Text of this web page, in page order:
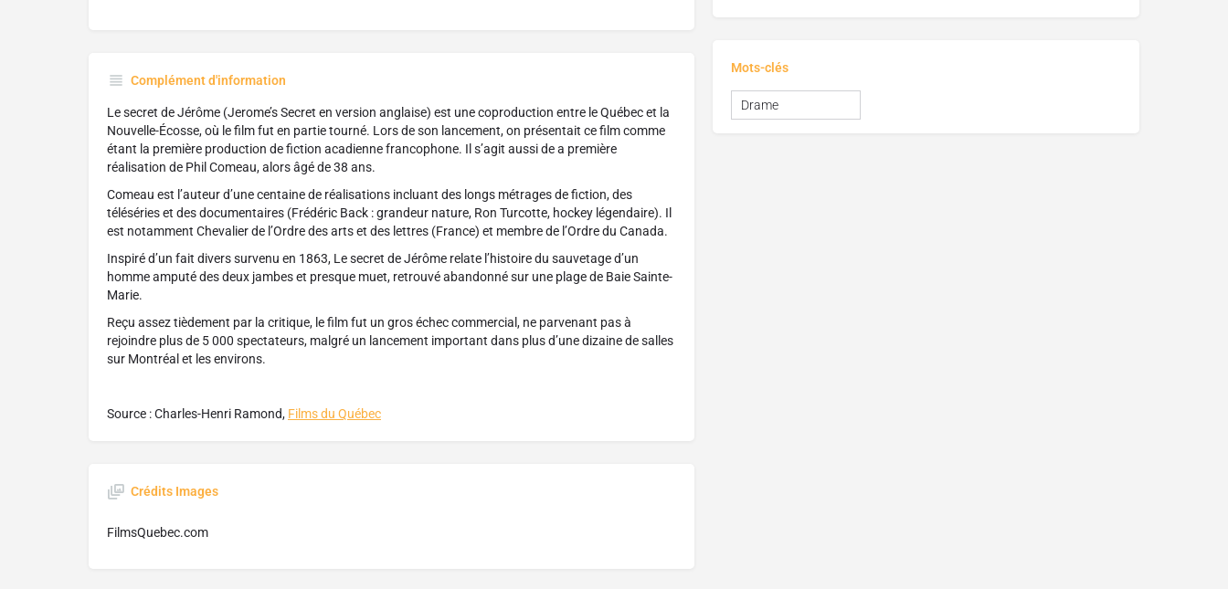
Complément d'information
Le secret de Jérôme (Jerome’s Secret en version anglaise) est une coproduction entre le Québec et la
Nouvelle-Écosse, où le film fut en partie tourné. Lors de son lancement, on présentait ce film comme
étant la première production de fiction acadienne francophone. Il s’agit aussi de a première
réalisation de Phil Comeau, alors âgé de 38 ans.
Comeau est l’auteur d’une centaine de réalisations incluant des longs métrages de fiction, des
téléséries et des documentaires (Frédéric Back : grandeur nature, Ron Turcotte, hockey légendaire). Il
est notamment Chevalier de l’Ordre des arts et des lettres (France) et membre de l’Ordre du Canada.
Inspiré d’un fait divers survenu en 1863, Le secret de Jérôme relate l’histoire du sauvetage d’un
homme amputé des deux jambes et presque muet, retrouvé abandonné sur une plage de Baie Sainte-
Marie.
Reçu assez tièdement par la critique, le film fut un gros échec commercial, ne parvenant pas à
rejoindre plus de 5 000 spectateurs, malgré un lancement important dans plus d’une dizaine de salles
sur Montréal et les environs.
Source : Charles-Henri Ramond, Films du Québec
Crédits Images
FilmsQuebec.com
Mots-clés
Drame